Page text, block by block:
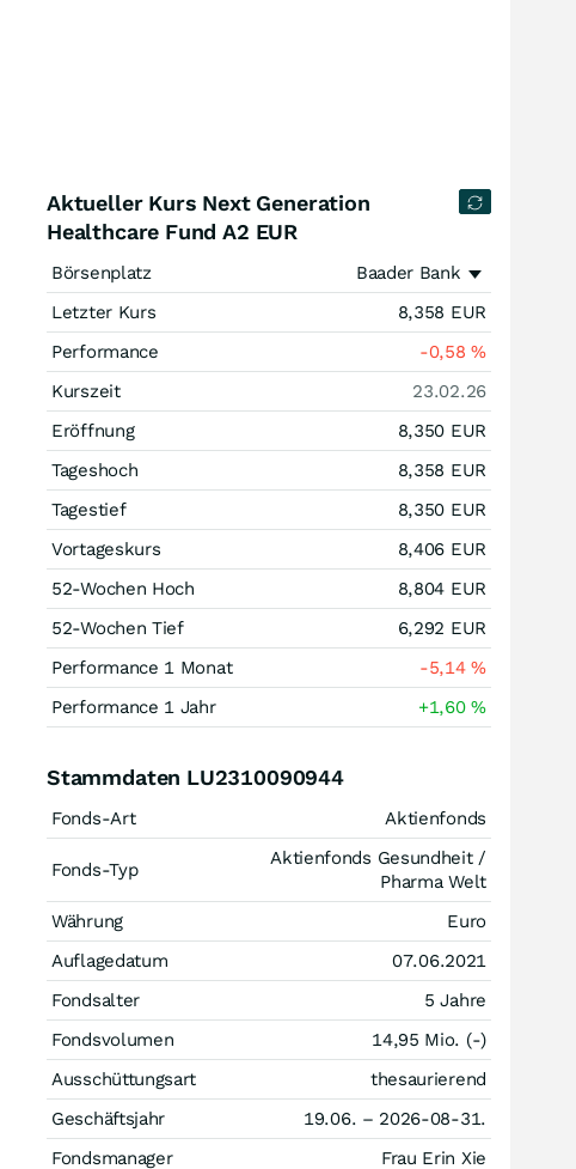
Aktueller Kurs Next Generation
Healthcare Fund A2 EUR
Börsenplatz
Baader Bank
Letzter Kurs
8,358 EUR
Performance
-0,58%
Kurszeit
23.02.26
Eröffnung
8,350 EUR
Tageshoch
8,358 EUR
Tagestief
8,350 EUR
Vortageskurs
8,406 EUR
52-Wochen Hoch
8,804 EUR
52-Wochen Tief
6,292 EUR
Performance 1 Monat
-5,14%
Performance 1 Jahr
+1,60%
Stammdaten LU2310090944
Fonds-Art Aktienfonds
Fonds-Typ
Aktienfonds Gesundheit /
Pharma Welt
Währung
Euro
Auflagedatum
07.06.2021
Fondsalter
5 Jahre
Fondsvolumen
14,95 Mio. (-)
Ausschüttungsart
thesaurierend
Geschäftsjahr
19.06. – 2026-08-31.
Fondsmanager
Frau Erin Xie